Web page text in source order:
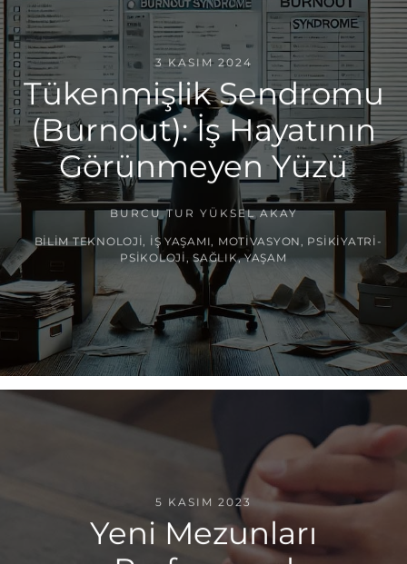
3 KASIM 2024
Tükenmişlik Sendromu
(Burnout): İş Hayatının
Görünmeyen Yüzü
BURCU TUR YÜKSEL AKAY
BILIM TEKNOLOJI İŞ YAŞAMI MOTIVASYON
PSIKIYATRI-
PSIKOLOJI ,SAĞLIK,YAŞAM
5 KASIM 2023
Yeni Mezunları